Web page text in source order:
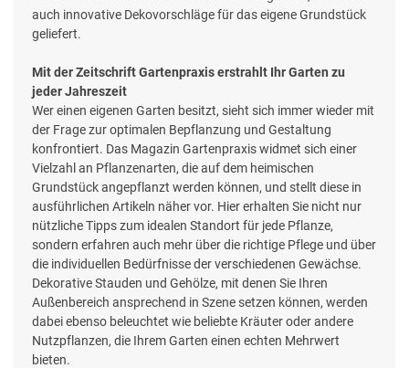
auch innovative Dekovorschläge für das eigene Grundstück
geliefert.
Mit der Zeitschrift Gartenpraxis erstrahlt Ihr Garten zu
jeder Jahreszeit
Wer einen eigenen Garten besitzt, sieht sich immer wieder mit
der Frage zur optimalen Bepflanzung und Gestaltung
konfrontiert. Das Magazin Gartenpraxis widmet sich einer
Vielzahl an Pflanzenarten, die auf dem heimischen
Grundstück angepflanzt werden können, und stellt diese in
ausführlichen Artikeln näher vor. Hier erhalten Sie nicht nur
nützliche Tipps zum idealen Standort für jede Pflanze,
sondern erfahren auch mehr über die richtige Pflege und über
die individuellen Bedürfnisse der verschiedenen Gewächse.
Dekorative Stauden und Gehölze, mit denen Sie Ihren
Außenbereich ansprechend in Szene setzen können, werden
dabei ebenso beleuchtet wie beliebte Kräuter oder andere
Nutzpflanzen, die Ihrem Garten einen echten Mehrwert
bieten.